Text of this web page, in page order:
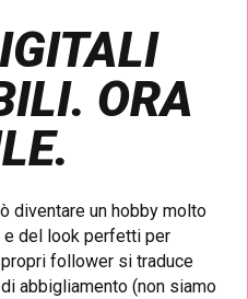
ORA
diventare un hobby molto
del look perfetti per
follower si traduce
abbigliamento (non siamo